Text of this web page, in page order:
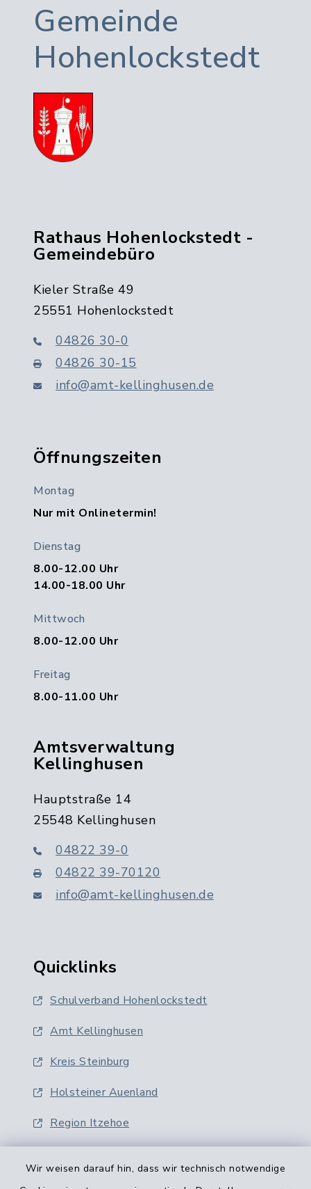
Wir weisen darauf hin, dass wir technisch notwendige
Gemeinde
Hohenlockstedt
Rathaus Hohenlockstedt -
Gemeindebüro
Kieler Straße 49
25551 Hohenlockstedt
04826 30-0
04826 30-15
info@amt-kellinghusen.de
Öffnungszeiten
Montag
Nur mit Onlinetermin!
Dienstag
8.00-12.00 Uhr
14.00-18.00 Uhr
Mittwoch
8.00-12.00 Uhr
Freitag
8.00-11.00 Uhr
Amtsverwaltung
Kellinghusen
Hauptstraße 14
25548 Kellinghusen
04822 39-0
04822 39-70120
info@amt-kellinghusen.de
Quicklinks
Schulverband Hohenlockstedt
Amt Kellinghusen
Kreis Steinburg
Holsteiner Auenland
Region Itzehoe